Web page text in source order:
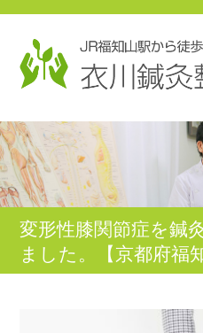
変形性膝関節症を鍼
ました。【京都府福